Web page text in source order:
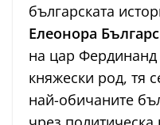
българската
Елеонора
на цар Фердинанд
княжески род, тя
най-обичаните